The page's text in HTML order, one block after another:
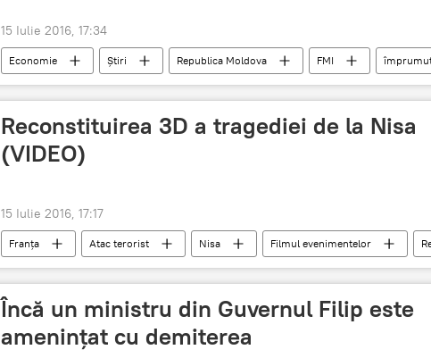
15 Iulie 2016, 17:34
Economie Știri Republica Moldova FMI
Reconstituirea 3D a tragediei de la Nisa
(VIDEO)
15 Iulie 2016, 17:17
Franța Atac terorist Nisa Filmul evenimentelor
3D
Video
Încă un ministru din Guvernul Filip este
amenințat cu demiterea